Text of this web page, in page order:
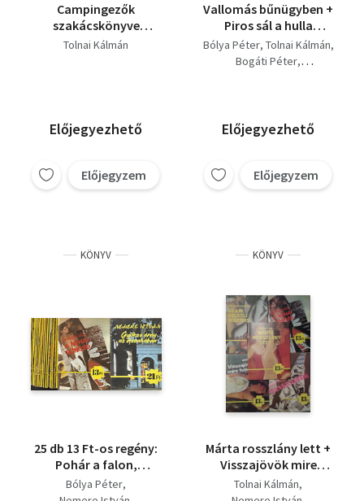
Campingezők
szakácskönyve
(minikönyv,
Tolnai Kálmán
Előjegyezhető
Előjegyzem
Vallomás bűnügyben +
Piros sál a hulla
nyakán + Márta
rosszlány lett +
Bólya Péter Tolnai Kálmán
Bogáti Péter
Előjegyezhető
Előjegyzem
KÖNYV
25 db 13 Ft-os regény:
Pohár a falon,
Tűzáldozat, A hatodik
kakukkszó, Piros sál a
Bólya Péter
KÖNYV
Márta rosszlány lett +
Visszajövök mire
felébredsz + A néhai
bűnöző + Bankrablók
Tolnai Kálmán